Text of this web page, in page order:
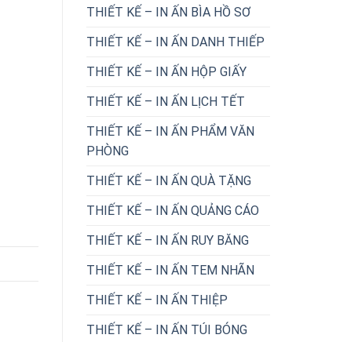
THIẾT KẾ – IN ẤN BÌA HỒ SƠ
THIẾT KẾ – IN ẤN DANH THIẾP
THIẾT KẾ – IN ẤN HỘP GIẤY
THIẾT KẾ – IN ẤN LỊCH TẾT
THIẾT KẾ – IN ẤN PHẨM VĂN
PHÒNG
THIẾT KẾ – IN ẤN QUÀ TẶNG
THIẾT KẾ – IN ẤN QUẢNG CÁO
THIẾT KẾ – IN ẤN RUY BĂNG
THIẾT KẾ – IN ẤN TEM NHÃN
THIẾT KẾ – IN ẤN THIỆP
THIẾT KẾ – IN ẤN TÚI BÓNG